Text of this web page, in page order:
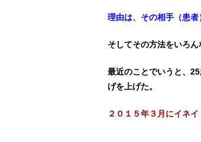
理由は、その相手（患者
そしてその方法をいろ
最近のことでいうと、
げを上げた。
２０１５年３月にイネ